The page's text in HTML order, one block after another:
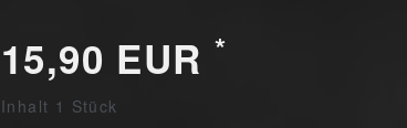
15,90 EUR *
Inhalt 1 Stück